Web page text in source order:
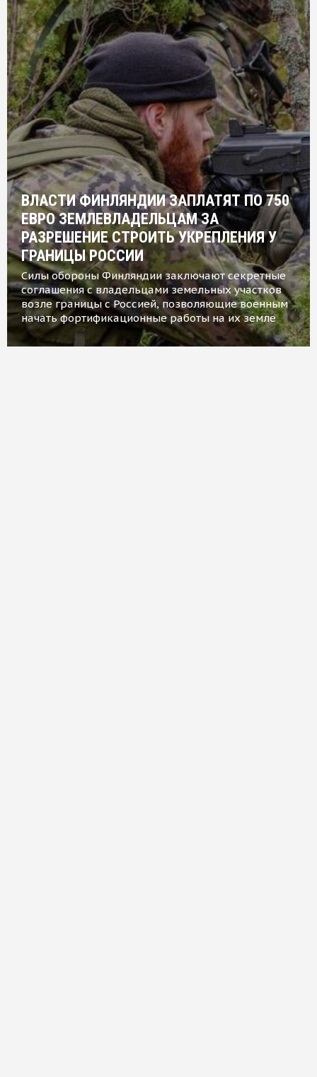
ВЛАСТИ ФИНЛЯНДИИ ЗАПЛАТЯТ ПО 750
ЕВРО ЗЕМЛЕВЛАДЕЛЬЦАМ ЗА
РАЗРЕШЕНИЕ СТРОИТЬ УКРЕПЛЕНИЯ У
ГРАНИЦЫ РОССИИ
Силы обороны Финляндии заключают секретные
соглашения с владельцами земельных участков
возле границы с Россией, позволяющие военным
начать фортификационные работы на их земле